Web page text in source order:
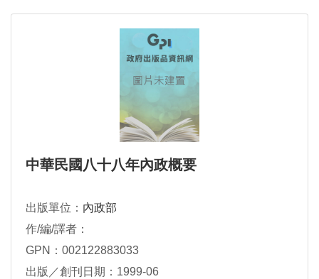
中華民國八十八年內政概要
出版單位： 內政部
作/編/譯者：
GPN：002122883033
出版／創刊日期：1999-06